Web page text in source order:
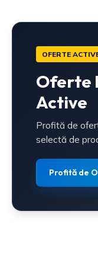
OFERTE
Oferte
Active
Profită de
selectă de
Profită de